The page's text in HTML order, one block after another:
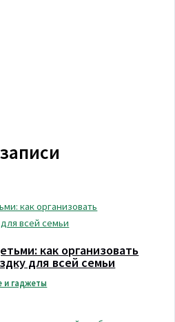
как организовать
для всей семьи
и гаджеты